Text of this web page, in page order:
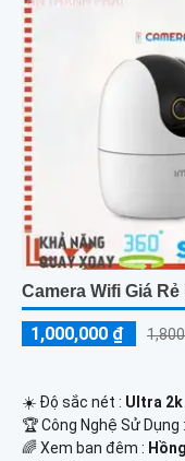
Camera Wifi Giá
1,000,000 ₫
☀️ Độ sắc nét : Ultra 2k
🏆 Công Nghệ Sử Dụng :
🌈 Xem ban đêm :